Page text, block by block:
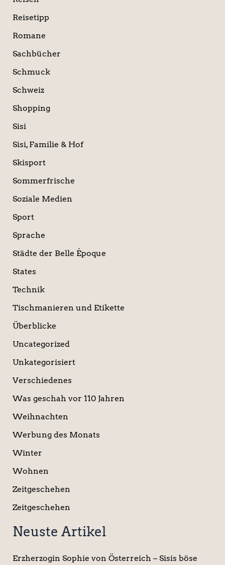
Reisetipp
Romane
Sachbücher
Schmuck
Schweiz
Shopping
Sisi
Sisi, Familie & Hof
Skisport
Sommerfrische
Soziale Medien
Sport
Sprache
Städte der Belle Époque
States
Technik
Tischmanieren und Etikette
Überblicke
Uncategorized
Unkategorisiert
Verschiedenes
Was geschah vor 110 Jahren
Weihnachten
Werbung des Monats
Winter
Wohnen
Zeitgeschehen
Zeitgeschehen
Neuste Artikel
Erzherzogin Sophie von Österreich – Sisis böse